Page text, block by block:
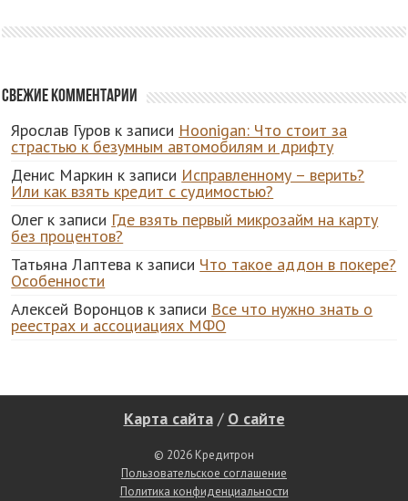
Свежие комментарии
Ярослав Гуров к записи Hoonigan: Что стоит за
страстью к безумным автомобилям и дрифту
Денис Маркин к записи Исправленному – верить?
Или как взять кредит с судимостью?
Олегк записи Где взять первый микрозайм на карту
без процентов?
Татьяна Лаптева к записи Что такое аддон в покере?
Особенности
Алексей Воронцов к записи Все что нужно знать о
реестрах и ассоциациях МФО
Карта сайта/ О сайте
© 2026 Кредитрон
Пользовательское соглашение
Политика конфиденциальности